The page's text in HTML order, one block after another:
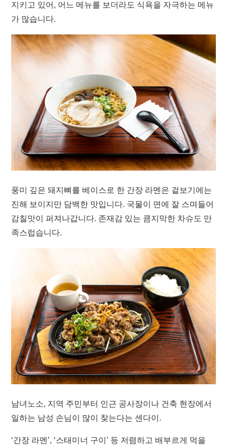
지키고 있어, 어느 메뉴를 보더라도 식욕을 자극하는 메뉴
가 많습니다.
풍미 깊은 돼지뼈를 베이스로 한 간장 라멘은 겉보기에는
진해 보이지만 담백한 맛입니다. 국물이 면에 잘 스며들어
감칠맛이 퍼져나갑니다. 존재감 있는 큼지막한 차슈도 만
족스럽습니다.
남녀노소, 지역 주민부터 인근 공사장이나 건축 현장에서
일하는 남성 손님이 많이 찾는다는 센다이.
‘간장 라멘’, ‘스태미너 구이’ 등 저렴하고 배부르게 먹을